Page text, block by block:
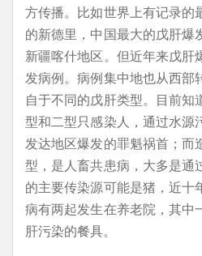
方传播。比如世界上有记录的
的新德里，中国最大的戊肝爆
新疆喀什地区。但近年来戊肝
发病例。病例集中地也从西部
自于不同的戊肝类型。目前知
型和二型只感染人，通过水源
发达地区爆发的罪魁祸首；而
型，是人畜共患病，大多是通
的主要传染源可能是猪，近十
病有两起发生在养老院，其中
肝污染的餐具。